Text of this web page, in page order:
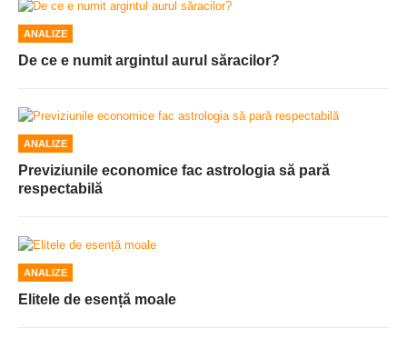
ANALIZE
De ce e numit argintul aurul săracilor?
ANALIZE
Previziunile economice fac astrologia să pară
respectabilă
ANALIZE
Elitele de esență moale